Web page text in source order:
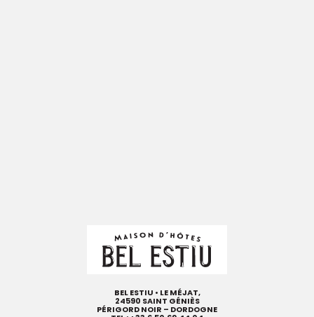
BEL ESTIU • LE MÉJAT,
24590 SAINT GÉNIÈS
PÉRIGORD NOIR – DORDOGNE